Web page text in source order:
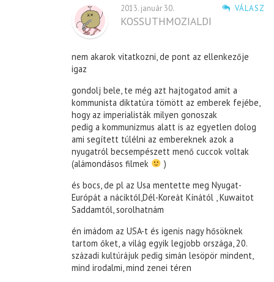
VÁLASZ
2013. január 30.
KOSSUTHMOZIALDI
nem akarok vitatkozni, de pont az ellenkezője
igaz
gondolj bele, te még azt hajtogatod amit a
kommunista diktatúra tömött az emberek fejébe,
hogy az imperialisták milyen gonoszak
pedig a kommunizmus alatt is az egyetlen dolog
ami segített túlélni az embereknek azok a
nyugatról becsempészett menő cuccok voltak
(alámondásos filmek
)
és bocs, de pl az Usa mentette meg Nyugat-
Európát a náciktól,Dél-Koreát Kínától , Kuwaitot
Saddamtól, sorolhatnám
én imádom az USA-t és igenis nagy hősöknek
tartom őket, a világ egyik legjobb országa, 20.
századi kultúrájuk pedig simán lesöpör mindent,
mind irodalmi, mind zenei téren